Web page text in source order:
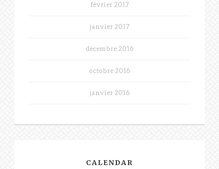
février 2017
janvier 2017
décembre 2016
octobre 2016
janvier 2016
CALENDAR